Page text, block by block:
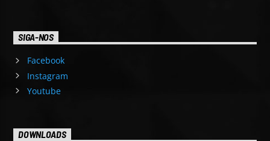
SIGA-NOS
Facebook
Instagram
Youtube
DOWNLOADS